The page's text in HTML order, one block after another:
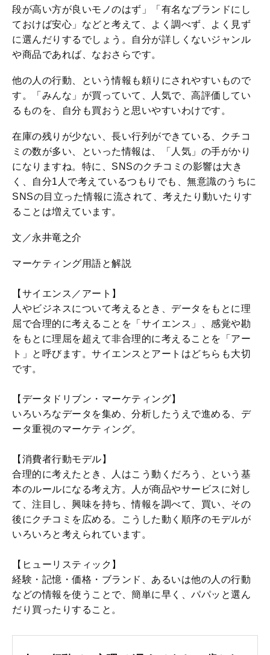
段が高い方が良いモノのはず」「有名なブランドにし
ておけば安心」などと考えて、よく調べず、よく見ず
に選んだりするでしょう。自分が詳しくないジャンル
や商品であれば、なおさらです。
他の人の行動、という情報も頼りにされやすいもので
す。「みんな」が買っていて、人気で、高評価してい
るものを、自分も買おうと思いやすいわけです。
在庫の残りが少ない、長い行列ができている、クチコ
ミの数が多い、といった情報は、「人気」の手がかり
になりますね。特に、SNSのクチコミの影響は大き
く、自分1人で考えているつもりでも、無意識のうちに
SNSの目立った情報に流されて、考えたり動いたりす
ることは増えています。
文／永井竜之介
マーケティング用語と解説
【サイエンス／アート】
人やビジネスについて考えるとき、データをもとに理
屈で合理的に考えることを「サイエンス」、感覚や勘
をもとに理屈を超えて非合理的に考えることを「アー
ト」と呼びます。サイエンスとアートはどちらも大切
です。
【データドリブン・マーケティング】
いろいろなデータを集め、分析したうえで進める、デ
ータ重視のマーケティング。
【消費者行動モデル】
合理的に考えたとき、人はこう動くだろう、という基
本のルールになる考え方。人が商品やサービスに対し
て、注目し、興味を持ち、情報を調べて、買い、その
後にクチコミを広める。こうした動く順序のモデルが
いろいろと考えられています。
【ヒューリスティック】
経験・記憶・価格・ブランド、あるいは他の人の行動
などの情報を使うことで、簡単に早く、パパッと選ん
だり買ったりすること。